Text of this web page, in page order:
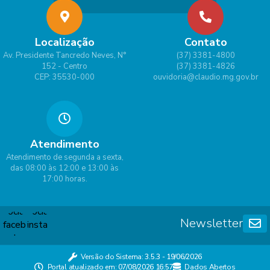
Localização
Av. Presidente Tancredo Neves, N°
152 - Centro
CEP: 35530-000
Contato
(37) 3381-4800
(37) 3381-4826
ouvidoria@claudio.mg.gov.br
Atendimento
Atendimento de segunda a sexta,
das 08:00 às 12:00 e 13:00 às
17:00 horas.
Newsletter
Versão do Sistema:3.5.3 - 19/06/2026
Portal atualizado em:07/08/2026 16:57 Dados Abertos